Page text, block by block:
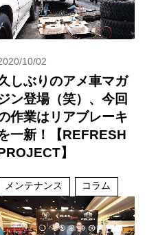
10/02
しぶりのアメ車マガ
ン登場（笑）、今回
作業はリアブレーキ
一新！【REFRESH
】
メンテナンス コラム